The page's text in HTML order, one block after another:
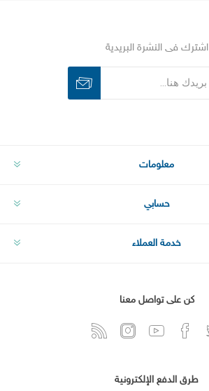
اشترك فى النشرة البريدية
معلومات
حسابي
خدمة العملاء
كن على تواصل معنا
طرق الدفع الإلكترونية